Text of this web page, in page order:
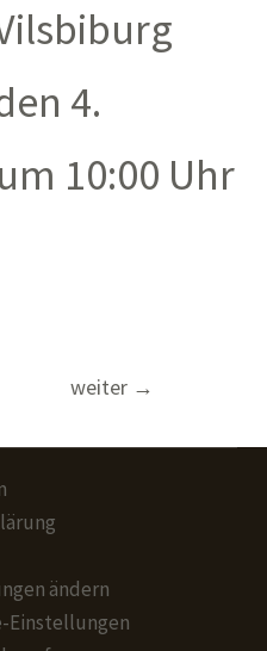
4.
10:00 Uhr
weiter →
ändern
Einstellungen